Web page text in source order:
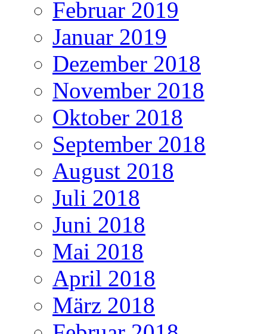
Februar 2019
Januar 2019
Dezember 2018
November 2018
Oktober 2018
September 2018
August 2018
Juli 2018
Juni 2018
Mai 2018
April 2018
März 2018